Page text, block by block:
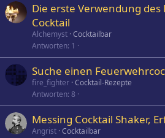
Die erste Verwendung
Cocktail
Alchemyst Cocktailbar
Antworten 1
Suche einen
fire_fighter Cocktail-Rezepte
Antworten 8
Messing Cocktail Shaker,
Angrist Cocktailbar